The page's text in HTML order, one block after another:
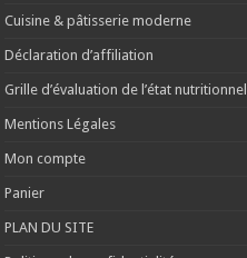
Cuisine & pâtisserie moderne
Déclaration d’affiliation
Grille d’évaluation de l’état nutritionnel
Mentions Légales
Mon compte
Panier
PLAN DU SITE